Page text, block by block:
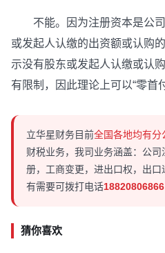
不能。因为注册资本是公司
或发起人认缴的出资额或认购
示没有股东或发起人认缴或认
有限制，因此理论上可以“零首付
立华星财务目前全国各地均有分
财税业务，我司业务涵盖：公
册，工商变更，进出口权，出
有需要可拨打电话18820806866
猜你喜欢